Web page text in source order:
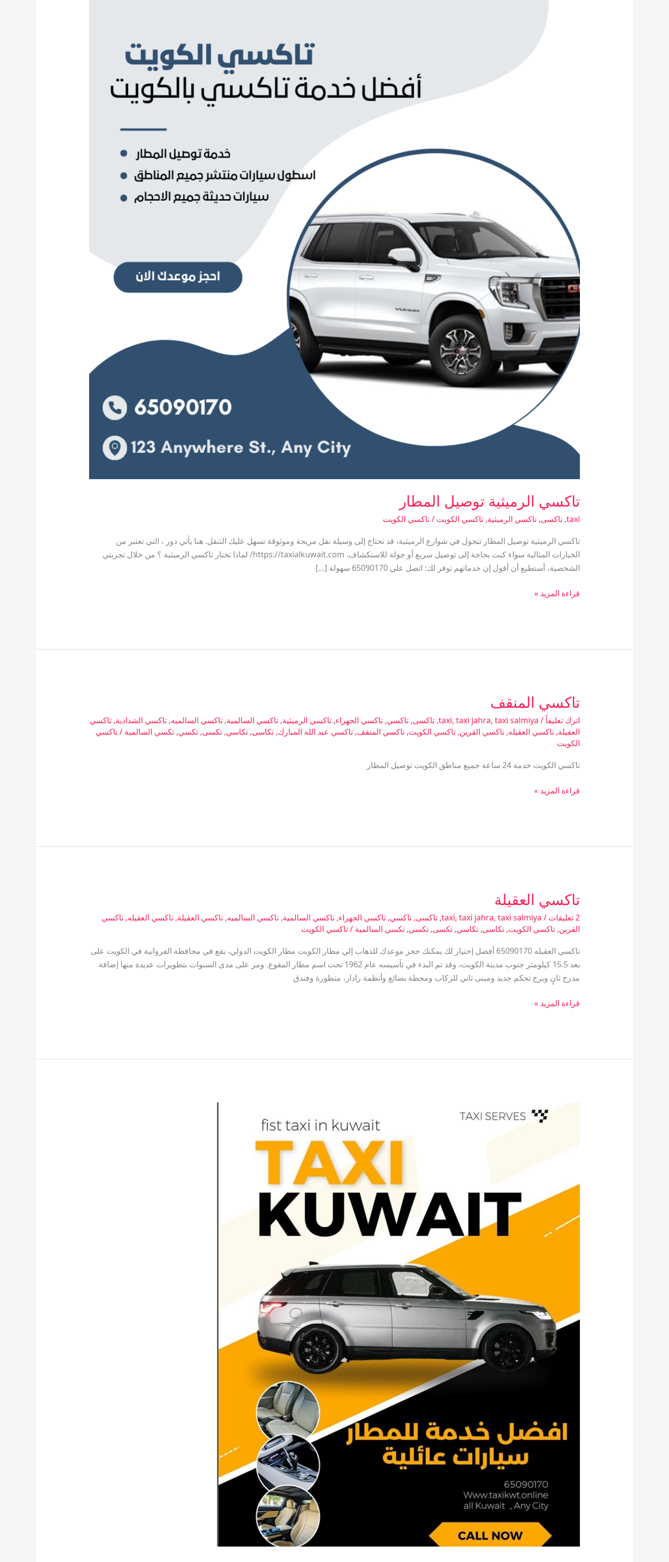
تاكسي الرميثية توصيل المطار
taxi
, تاكسى, تاكسي الرميثية, تاكسي الكويت /تاكسي الكويت
تاكسي الرميثية توصيل المطار تتجول في شوارع الرميثية، قد تحتاج إلى وسيلة نقل مريحة وموثوقة تسهل عليك التنقل. هنا يأتي دور ، التي تعتبر من
الخيارات المثالية سواء كنت بحاجة إلى توصيل سريع أو جولة للاستكشاف. https://taxialkuwait.com/ لماذا تختار تاكسي الرميثية ؟ من خلال تجربتي
الشخصية، أستطيع أن أقول إن خدماتهم توفر لك: اتصل علي 65090170 سهولة […]
قراءة المزيد »
تاكسي المنقف
اترك تعليقاً/
taxi,taxi jahra,taxi salmiya
, تاكسى, تاكسي, تاكسي الجهراء, تاكسي الرميثية, تاكسي السالمية, تاكسي السالميه, تاكسي الشدادية, تاكسي
العقيلة, تاكسي العقيله, تاكسي القرين, تاكسي الكويت, تاكسي المنقف, تاكسي عبد الله المبارك, تكاسى, تكاسي, تكسى, تكسي, تكسي السالمية /تاكسي
الكويت
تاكسي الكويت خدمة 24 ساعة جميع مناطق الكويت توصيل المطار
تاكسي
المنقف
قراءة المزيد »
تاكسي العقيلة
2 تعليقات /
taxi,taxi jahra,taxi salmiya
, تاكسى, تاكسي, تاكسي الجهراء, تاكسي السالمية, تاكسي السالميه, تاكسي العقيلة, تاكسي العقيله, تاكسي
القرين, تاكسي الكويت, تكاسى, تكاسي, تكسى, تكسي, تكسي السالمية /تاكسي الكويت
تاكسي العقيله 65090170 أفضل إختيار لك يمكنك حجز موعدك للذهاب إلي مطار الكويت مطار الكويت الدولي، يقع في محافظة الفروانية في الكويت على
بعد 15.5 كيلومتر جنوب مدينة الكويت، وقد تم البدء في تأسيسه عام 1962 تحت اسم مطار المقوع. ومر على مدى السنوات بتطويرات عديدة منها إضافة
مدرج ثانٍ وبرج تحكم جديد ومبنى ثاني للركاب ومحطة بضائع وأنظمة رادار، متطورة وفندق
تاكسي
العقيلة
قراءة المزيد »